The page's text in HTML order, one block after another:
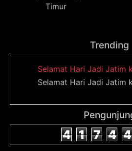
Timur
Trending
Selamat Hari Jadi Jatim
Selamat Hari Jadi Jatim
4 1 7 4 4